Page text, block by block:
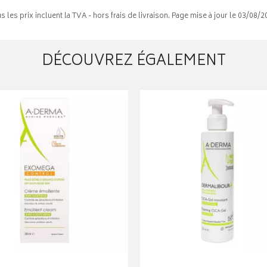
les prix incluent la TVA - hors frais de livraison. Page mise à jour le 03/08/
DÉCOUVREZ ÉGALEMENT